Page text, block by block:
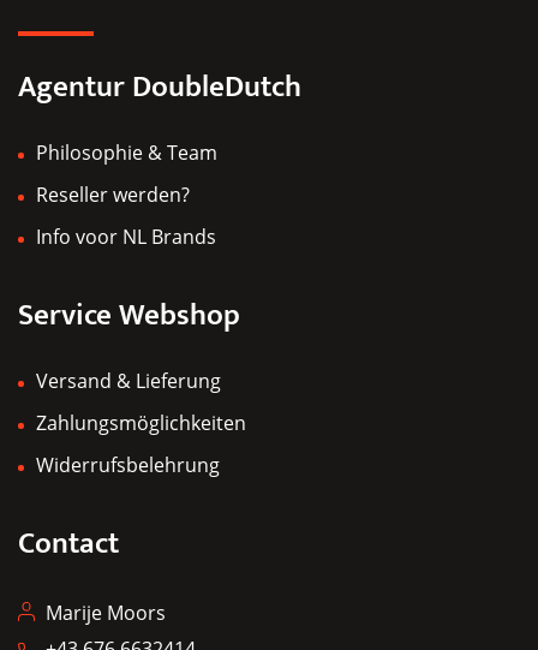
gewählt
Agentur DoubleDutch
Philosophie & Team
Reseller werden?
Info voor NL Brands
Service Webshop
Versand & Lieferung
Zahlungsmöglichkeiten
Widerrufsbelehrung
Contact
Marije Moors